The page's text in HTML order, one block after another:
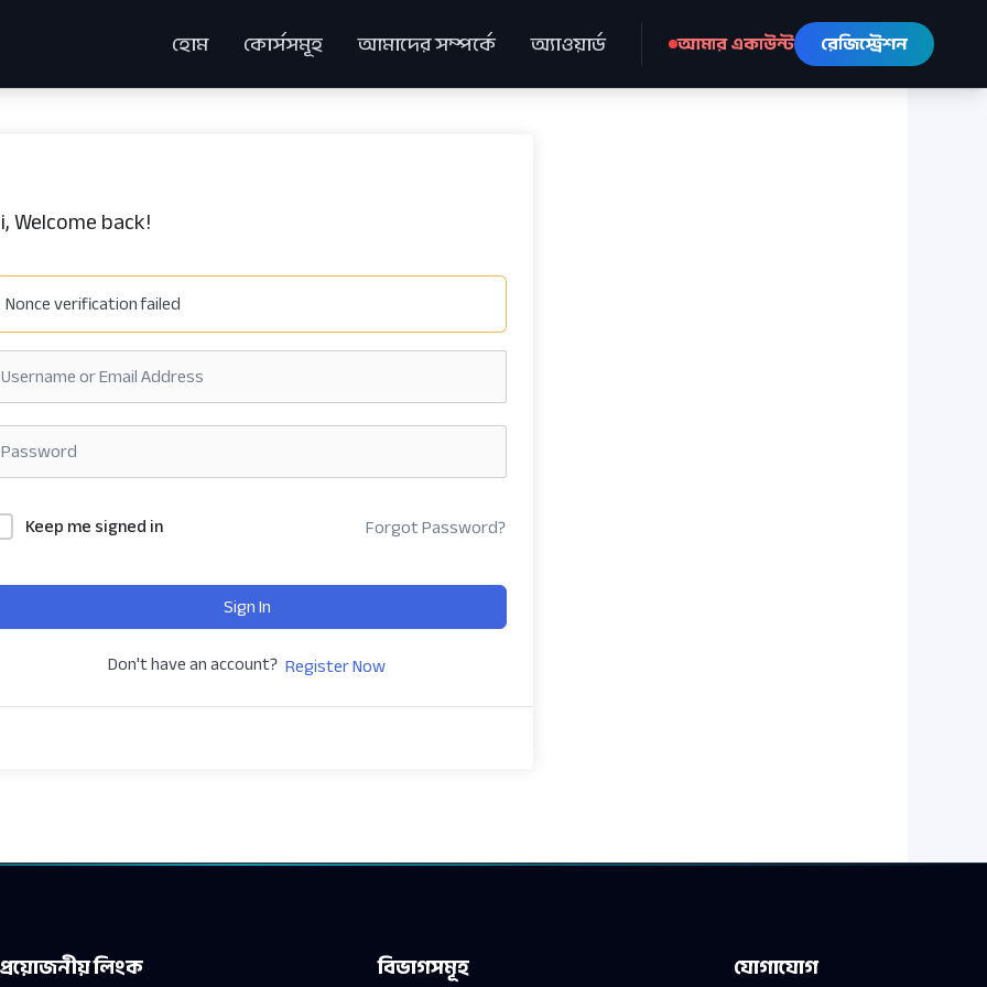
হোম কোর্সসমূহ আমাদের সম্পর্কে অ্যাওয়ার্ড আমার একাউন্ট রেজিস্ট্রেশন
Welcome back!
Nonce verification failed
Keep me signed in Forgot Password?
Sign In
Don't have an account? Register Now
প্রয়োজনীয় লিংক বিভাগসমূহ যোগাযোগ